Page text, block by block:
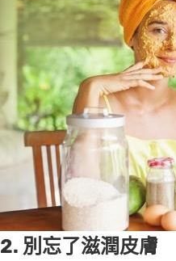
2. 別忘了滋潤皮膚